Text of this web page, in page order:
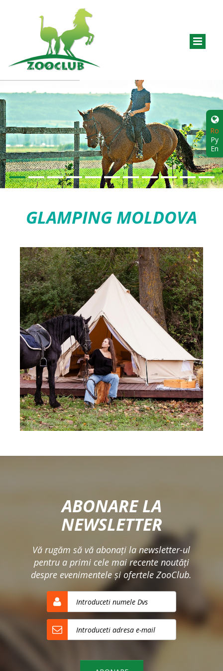
Ro
Ру
En
GLAMPING MOLDOVA
ABONARE LA
NEWSLETTER
Vă rugăm să vă abonaţi la newsletter-ul
pentru a primi cele mai recente noutăţi
despre evenimentele şi ofertele ZooClub.